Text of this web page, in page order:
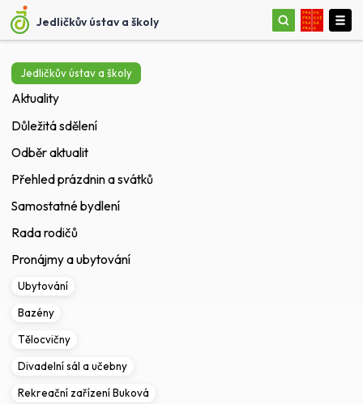
Jedličkův ústav a školy
Jedličkův ústav a školy
Aktuality
Důležitá sdělení
Odběr aktualit
Přehled prázdnin a svátků
Samostatné bydlení
Rada rodičů
Pronájmy a ubytování
Ubytování
Bazény
Tělocvičny
Divadelní sál a učebny
Rekreační zařízení Buková